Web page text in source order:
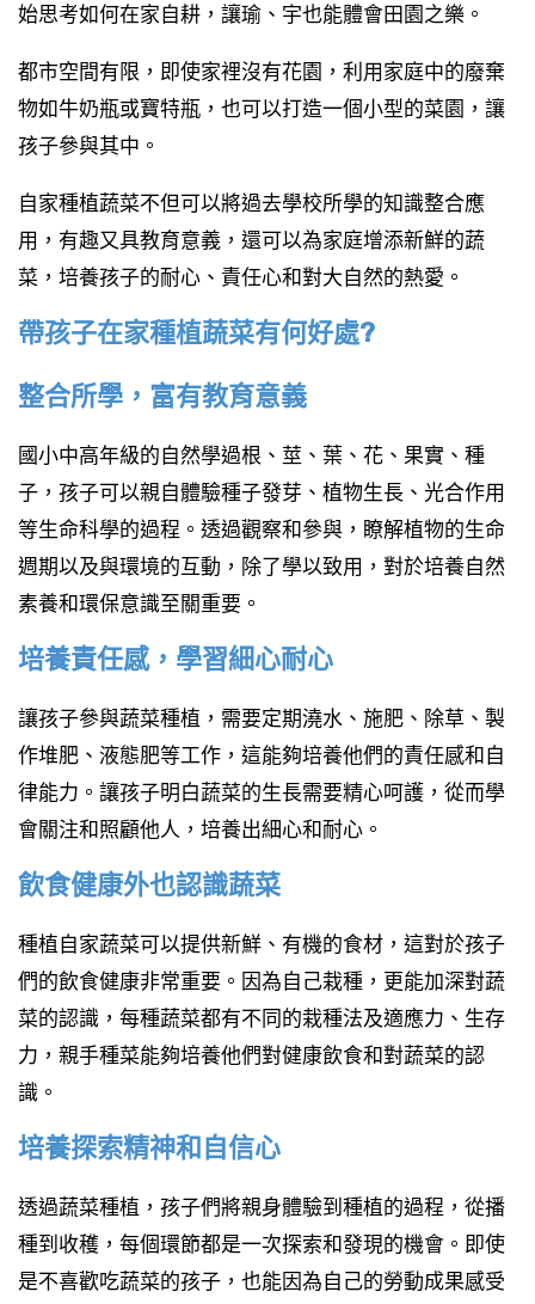
始思考如何在家自耕，讓瑜、宇也能體會田園之樂。
都市空間有限，即使家裡沒有花園，利用家庭中的廢棄
物如牛奶瓶或寶特瓶，也可以打造一個小型的菜園，讓
孩子參與其中。
自家種植蔬菜不但可以將過去學校所學的知識整合應
用，有趣又具教育意義，還可以為家庭增添新鮮的蔬
菜，培養孩子的耐心、責任心和對大自然的熱愛。
帶孩子在家種植蔬菜有何好處?
整合所學，富有教育意義
國小中高年級的自然學過根、莖、葉、花、果實、種
子，孩子可以親自體驗種子發芽、植物生長、光合作用
等生命科學的過程。透過觀察和參與，瞭解植物的生命
週期以及與環境的互動，除了學以致用，對於培養自然
素養和環保意識至關重要。
培養責任感，學習細心耐心
讓孩子參與蔬菜種植，需要定期澆水、施肥、除草、製
作堆肥、液態肥等工作，這能夠培養他們的責任感和自
律能力。讓孩子明白蔬菜的生長需要精心呵護，從而學
會關注和照顧他人，培養出細心和耐心。
飲食健康外也認識蔬菜
種植自家蔬菜可以提供新鮮、有機的食材，這對於孩子
們的飲食健康非常重要。因為自己栽種，更能加深對蔬
菜的認識，每種蔬菜都有不同的栽種法及適應力、生存
力，親手種菜能夠培養他們對健康飲食和對蔬菜的認
識。
培養探索精神和自信心
透過蔬菜種植，孩子們將親身體驗到種植的過程，從播
種到收穫，每個環節都是一次探索和發現的機會。即使
是不喜歡吃蔬菜的孩子，也能因為自己的勞動成果感受